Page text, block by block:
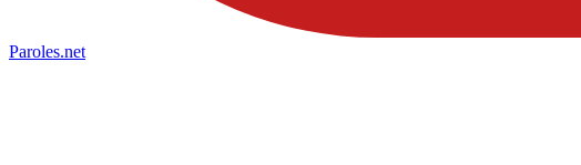
Paroles.net